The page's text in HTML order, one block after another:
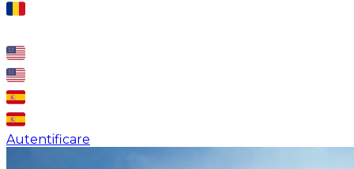
Autentificare